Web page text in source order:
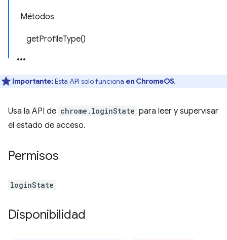
Métodos
getProfileType()
Importante:Esta API solo funciona en ChromeOS.
Usa la API de chrome.loginState para leer y supervisar
el estado de acceso.
Permisos
loginState
Disponibilidad